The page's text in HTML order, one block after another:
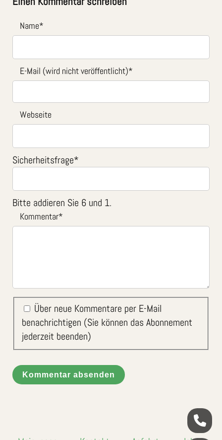
Name*
E-Mail (wird nicht veröffentlicht)*
Webseite
Sicherheitsfrage*
Bitte addieren Sie 6 und 1.
Kommentar*
Über neue Kommentare per E-Mail
benachrichtigen (Sie können das Abonnement
jederzeit beenden)
Kommentar absenden